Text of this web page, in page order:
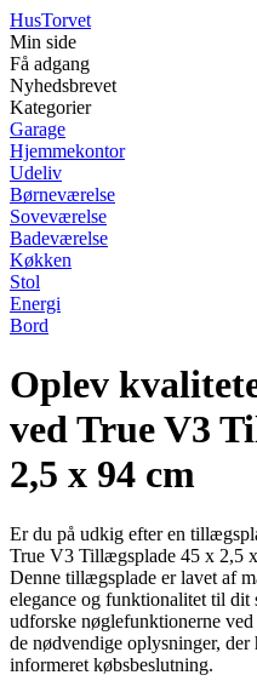
HusTorvet
Min side
Få adgang
Nyhedsbrevet
Kategorier
Garage
Hjemmekontor
Udeliv
Børneværelse
Soveværelse
Badeværelse
Køkken
Stol
Energi
Bord
Oplev
ved True V3
2,5 x 94 cm
Er du på udkig efter en
True V3 Tillægsplade 45 x 2,5
Denne tillægsplade er lavet af
elegance og funktionalitet til dit
udforske nøglefunktionerne
de nødvendige oplysninger,
informeret købsbeslutning.